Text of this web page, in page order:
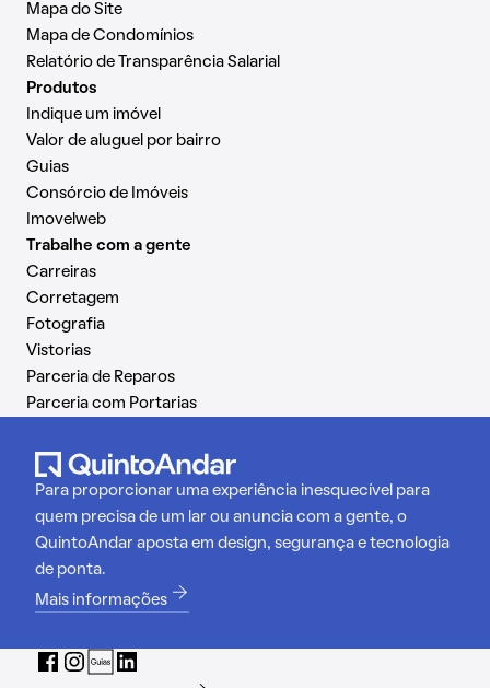
Mapa do Site
Mapa de Condomínios
Relatório de Transparência Salarial
Produtos
Indique um imóvel
Valor de aluguel por bairro
Guias
Consórcio de Imóveis
Imovelweb
Trabalhe com a gente
Carreiras
Corretagem
Fotografia
Vistorias
Parceria de Reparos
Parceria com Portarias
Para proporcionar uma experiência inesquecível para
quem precisa de um lar ou anuncia com a gente, o
QuintoAndar aposta em design, segurança e tecnologia
de ponta.
Mais informações